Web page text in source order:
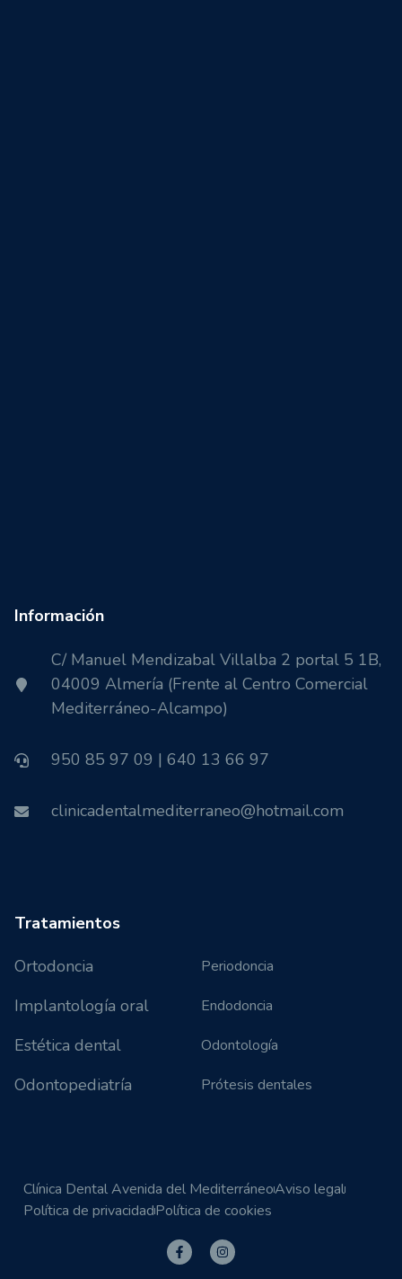
Información
C/ Manuel Mendizabal Villalba 2 portal 5 1B,
04009 Almería (Frente al Centro Comercial
Mediterráneo-Alcampo)
950 85 97 09 | 640 13 66 97
clinicadentalmediterraneo@hotmail.com
Tratamientos
Ortodoncia
Implantología oral
Estética dental
Odontopediatría
Periodoncia
Endodoncia
Odontología
Prótesis dentales
Clínica Dental Avenida del MediterráneoAviso legal
Política de privacidadPolítica de cookies